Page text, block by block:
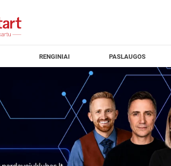
RENGINIAI PASLAUGOS